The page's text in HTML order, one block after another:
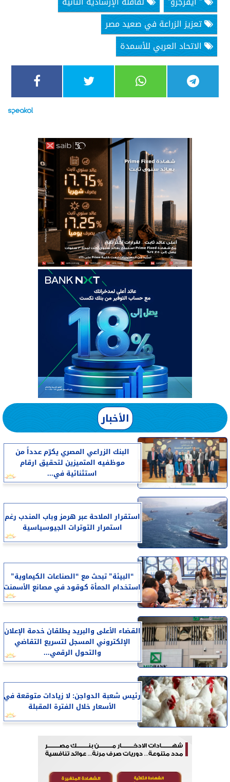
تعزيز الزراعة في صعيد مصر
الاتحاد العربي للأسمدة
الأخبار
البنك الزراعي المصري يكرّم عدداً من
موظفيه المتميزين لتحقيق ارقام
استثنائية في...
استقرار الملاحة عبر هرمز وباب المندب رغم
استمرار التوترات الجيوسياسية
“البيئة” تبحث مع “الصناعات الكيماوية”
استخدام الحمأة كوقود في مصانع الأسمنت
القضاء الأعلى والبريد يطلقان خدمة الإعلان
الإلكتروني المسجل لتسريع التقاضي
والتحول الرقمي...
رئيس شعبة الدواجن: لا زيادات متوقعة في
الأسعار خلال الفترة المقبلة